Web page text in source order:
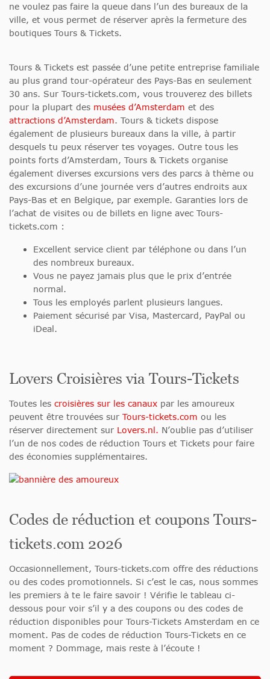
ne voulez pas faire la queue dans l’un des bureaux de la
ville, et vous permet de réserver après la fermeture des
boutiques Tours & Tickets.
Tours & Tickets est passée d’une petite entreprise familiale
au plus grand tour-opérateur des Pays-Bas en seulement
30 ans. Sur Tours-tickets.com, vous trouverez des billets
pour la plupart des musées d’Amsterdam et des
attractions d’Amsterdam. Tours & tickets dispose
également de plusieurs bureaux dans la ville, à partir
desquels tu peux réserver tes voyages. Outre tous les
points forts d’Amsterdam, Tours & Tickets organise
également diverses excursions vers des parcs à thème ou
des excursions d’une journée vers d’autres endroits aux
Pays-Bas et en Belgique, par exemple. Garanties lors de
l’achat de visites ou de billets en ligne avec Tours-
tickets.com :
Excellent service client par téléphone ou dans l’un
des nombreux bureaux.
Vous ne payez jamais plus que le prix d’entrée
normal.
Tous les employés parlent plusieurs langues.
Paiement sécurisé par Visa, Mastercard, PayPal ou
iDeal.
Lovers Croisières via Tours-Tickets
Toutes les croisières sur les canaux par les amoureux
peuvent être trouvées sur Tours-tickets.com ou les
réserver directement sur Lovers.nl. N’oublie pas d’utiliser
l’un de nos codes de réduction Tours et Tickets pour faire
des économies supplémentaires.
Codes de réduction et coupons Tours-
tickets.com 2026
Occasionnellement, Tours-tickets.com offre des réductions
ou des codes promotionnels. Si c’est le cas, nous sommes
les premiers à te le faire savoir ! Vérifie le tableau ci-
dessous pour voir s’il y a des coupons ou des codes de
réduction disponibles pour Tours-Tickets Amsterdam en ce
moment. Pas de codes de réduction Tours-Tickets en ce
moment ? Dommage, mais reste à l’écoute !